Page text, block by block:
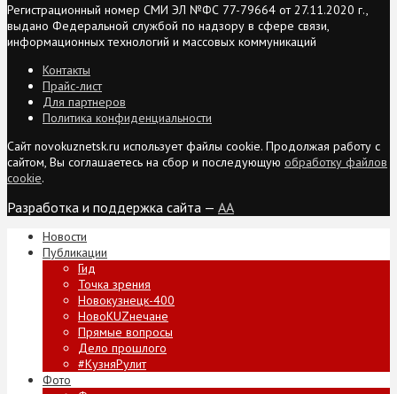
Регистрационный номер СМИ ЭЛ №ФС 77-79664 от 27.11.2020 г.,
выдано Федеральной службой по надзору в сфере связи,
информационных технологий и массовых коммуникаций
Контакты
Прайс-лист
Для партнеров
Политика конфиденциальности
Сайт novokuznetsk.ru использует файлы cookie. Продолжая работу с
сайтом, Вы соглашаетесь на сбор и последующую обработку файлов
cookie.
Разработка и поддержка сайта — AA
Новости
Публикации
Гид
Точка зрения
Новокузнецк-400
НовоKUZнечане
Прямые вопросы
Дело прошлого
#КузняРулит
Фото